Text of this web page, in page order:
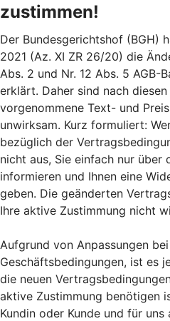
zustimmen!
Der Bundesgerichtshof (BGH)
2021 (Az. XI ZR 26/20) die
Abs. 2 und Nr. 12 Abs. 5 AGB-
erklärt. Daher sind nach
vorgenommene Text- und
unwirksam. Kurz formuliert:
bezüglich der
nicht aus, Sie einfach nur über
informieren und Ihnen eine
geben. Die geänderten
Ihre aktive Zustimmung nicht
Aufgrund von Anpassungen
Geschäftsbedingungen, ist es
die neuen
aktive Zustimmung benötigen
Kundin oder Kunde und für